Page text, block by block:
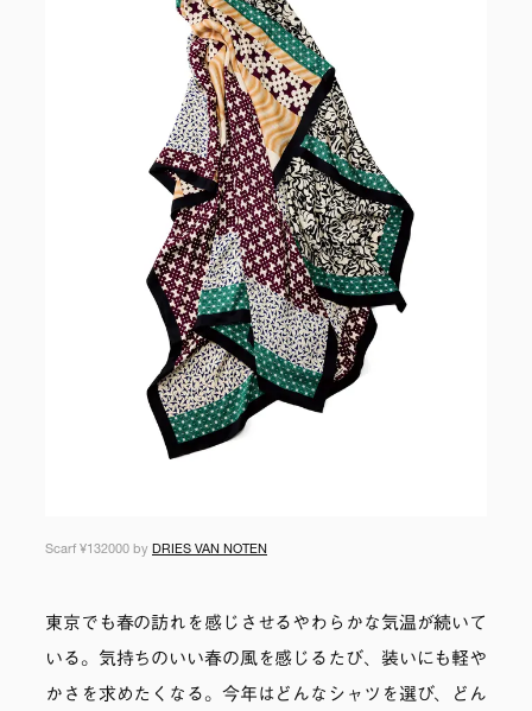
Scarf ¥132000 by DRIES VAN NOTEN
東京でも春の訪れを感じさせるやわらかな気温が続いて
いる。気持ちのいい春の風を感じるたび、装いにも軽や
かさを求めたくなる。今年はどんなシャツを選び、どん